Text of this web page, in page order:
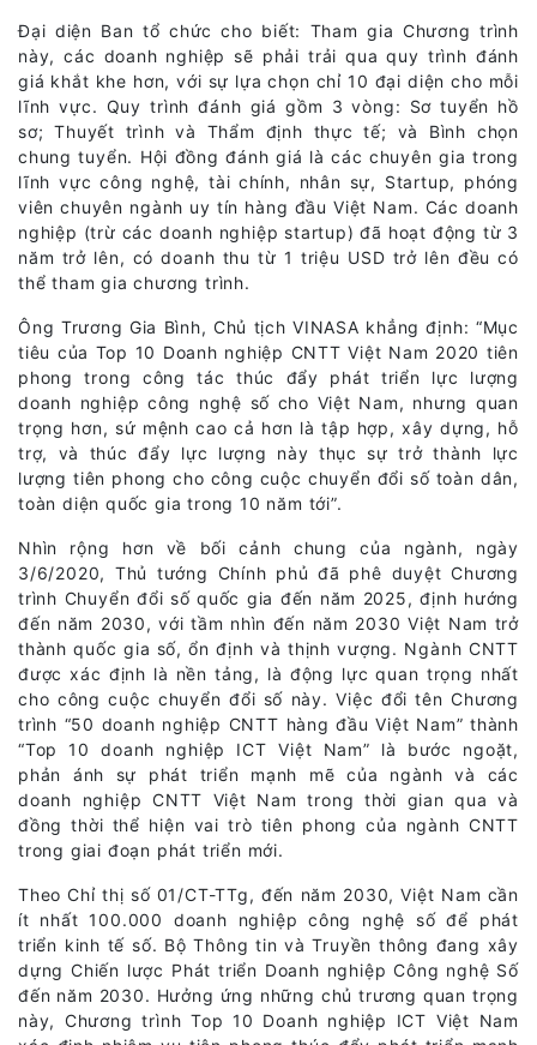
Đại diện Ban tổ chức cho biết: Tham gia Chương trình
này, các doanh nghiệp sẽ phải trải qua quy trình đánh
giá khắt khe hơn, với sự lựa chọn chỉ 10 đại diện cho mỗi
lĩnh vực. Quy trình đánh giá gồm 3 vòng: Sơ tuyển hồ
sơ; Thuyết trình và Thẩm định thực tế; và Bình chọn
chung tuyển. Hội đồng đánh giá là các chuyên gia trong
lĩnh vực công nghệ, tài chính, nhân sự, Startup, phóng
viên chuyên ngành uy tín hàng đầu Việt Nam. Các doanh
nghiệp (trừ các doanh nghiệp startup) đã hoạt động từ 3
năm trở lên, có doanh thu từ 1 triệu USD trở lên đều có
thể tham gia chương trình.
Ông Trương Gia Bình, Chủ tịch VINASA khẳng định: “Mục
tiêu của Top 10 Doanh nghiệp CNTT Việt Nam 2020 tiên
phong trong công tác thúc đẩy phát triển lực lượng
doanh nghiệp công nghệ số cho Việt Nam, nhưng quan
trọng hơn, sứ mệnh cao cả hơn là tập hợp, xây dựng, hỗ
trợ, và thúc đẩy lực lượng này thục sự trở thành lực
lượng tiên phong cho công cuộc chuyển đổi số toàn dân,
toàn diện quốc gia trong 10 năm tới”.
Nhìn rộng hơn về bối cảnh chung của ngành, ngày
3/6/2020, Thủ tướng Chính phủ đã phê duyệt Chương
trình Chuyển đổi số quốc gia đến năm 2025, định hướng
đến năm 2030, với tầm nhìn đến năm 2030 Việt Nam trở
thành quốc gia số, ổn định và thịnh vượng. Ngành CNTT
được xác định là nền tảng, là động lực quan trọng nhất
cho công cuộc chuyển đổi số này. Việc đổi tên Chương
trình “50 doanh nghiệp CNTT hàng đầu Việt Nam” thành
“Top 10 doanh nghiệp ICT Việt Nam” là bước ngoặt,
phản ánh sự phát triển mạnh mẽ của ngành và các
doanh nghiệp CNTT Việt Nam trong thời gian qua và
đồng thời thể hiện vai trò tiên phong của ngành CNTT
trong giai đoạn phát triển mới.
Theo Chỉ thị số 01/CT-TTg, đến năm 2030, Việt Nam cần
ít nhất 100.000 doanh nghiệp công nghệ số để phát
triển kinh tế số. Bộ Thông tin và Truyền thông đang xây
dựng Chiến lược Phát triển Doanh nghiệp Công nghệ Số
đến năm 2030. Hưởng ứng những chủ trương quan trọng
này, Chương trình Top 10 Doanh nghiệp ICT Việt Nam